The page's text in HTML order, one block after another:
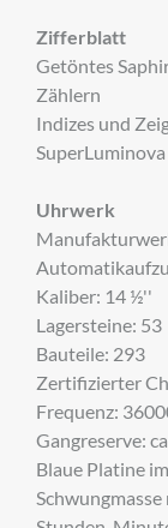
Zifferblatt
Getöntes
Zählern
Indizes und
Uhrwerk
Kaliber: 14 ½''
Lagersteine: 53
Bauteile: 293
Zertifizierter
Frequenz:
Gangreserve:
Blaue Platine